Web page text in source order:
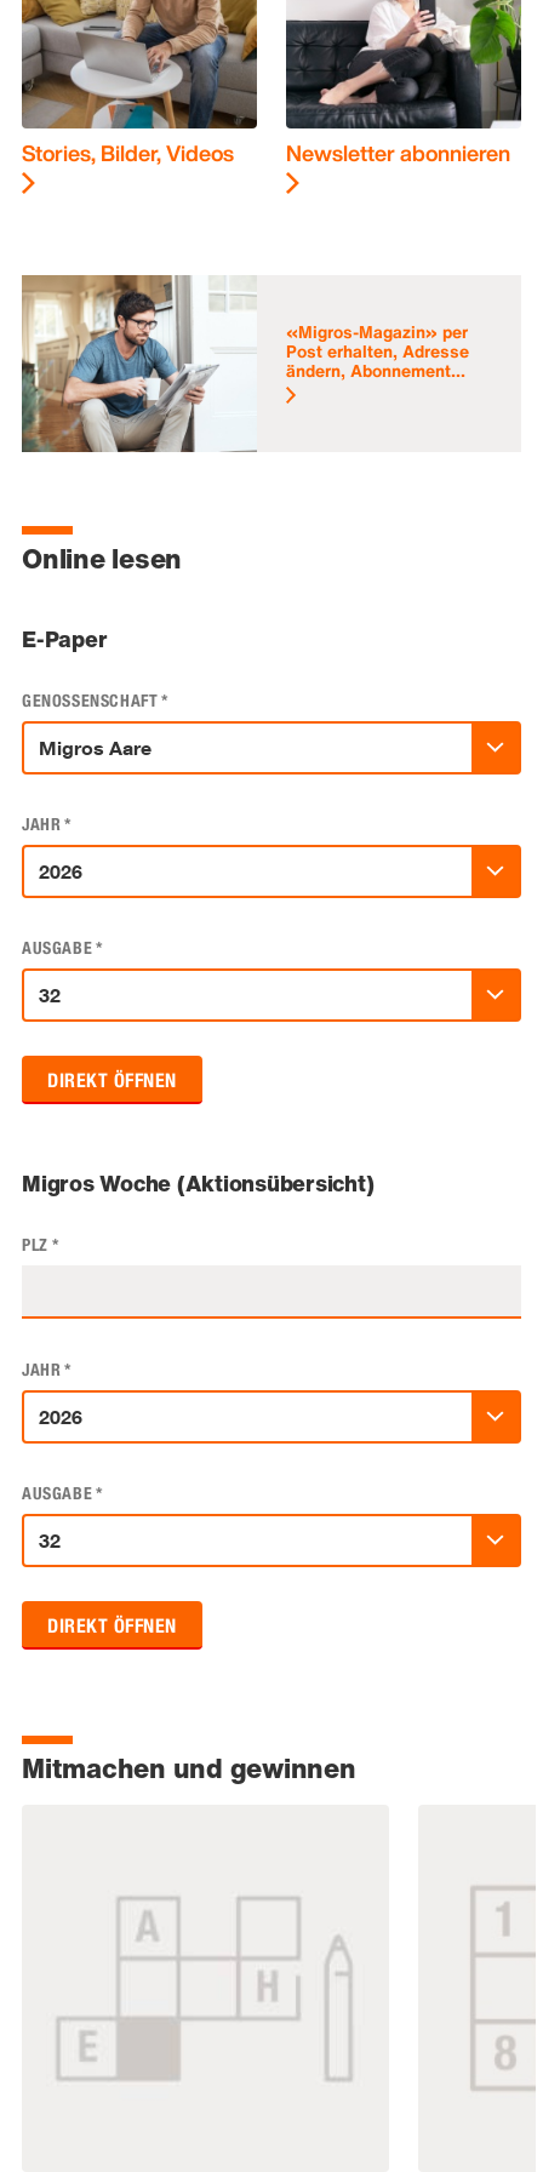
Stories, Bilder, Videos Newsletter abonnieren
«Migros-Magazin» per
Post erhalten, Adresse
ändern, Abonnement...
Online lesen
E-Paper
GENOSSENSCHAFT*
JAHR*
AUSGABE*
DIREKT ÖFFNEN
Migros Woche (Aktionsübersicht)
PLZ *
JAHR*
AUSGABE*
DIREKT ÖFFNEN
Mitmachen und gewinnen